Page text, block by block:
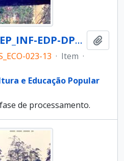
Ecologia : BR-SPIIEP_INF-EDP-DPS_ECO-023-13 [diapositivo]
023-13 · Item ·
e Educação Popular
de processamento.